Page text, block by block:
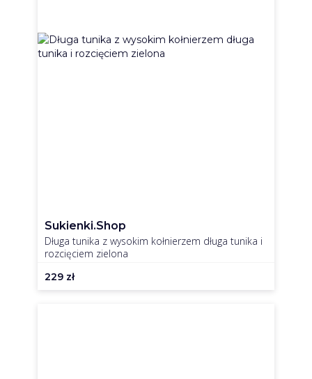
Sukienki.shop
Długa tunika z wysokim kołnierzem długa tunika i
rozcięciem zielona
229 zł